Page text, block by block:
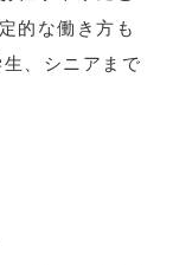
的な働き方も
、シニアまで